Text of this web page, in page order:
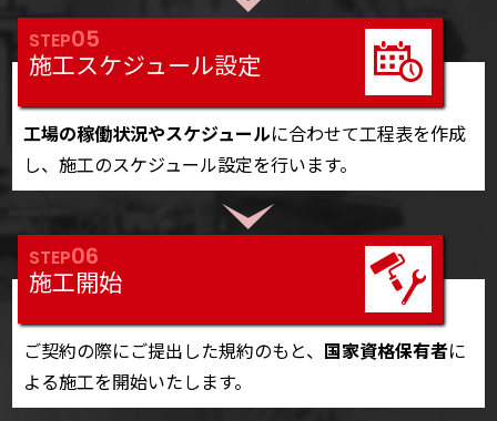
STEP05
施工スケジュール設定
工場の稼働状況やスケジュールに合わせて工程表を作成
し、施工のスケジュール設定を行います。
STEP06
施工開始
ご契約の際にご提出した規約のもと、 国家資格保有者に
よる施工を開始いたします。